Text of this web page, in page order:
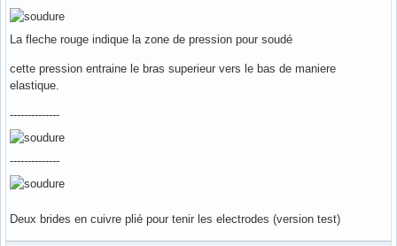
La fleche rouge indique la zone de pression pour soudé
cette pression entraine le bras superieur vers le bas de maniere
elastique.
--------------
--------------
Deux brides en cuivre plié pour tenir les electrodes (version test)